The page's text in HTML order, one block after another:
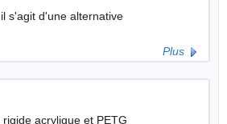
Plus